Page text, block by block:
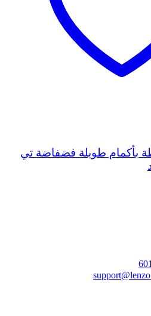
بأكمام طويلة فضفاضة تي